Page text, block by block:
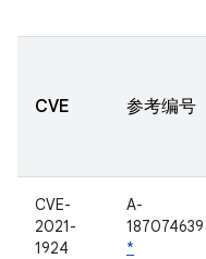
CVE 参考编号
CVE-
2021-
1924
A-
187074639
*